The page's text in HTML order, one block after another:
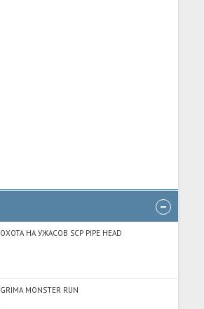
ОХОТА НА УЖАСОВ SCP PIPE HEAD
GRIMA MONSTER RUN